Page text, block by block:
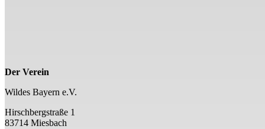
Der Verein
Wildes Bayern e.V.
Hirschbergstraße 1
83714 Miesbach